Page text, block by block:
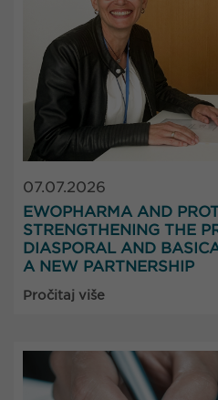
07.07.2026
EWOPHARMA AND
STRENGTHENING THE
DIASPORAL AND
A NEW PARTNERSHIP
Pročitaj više